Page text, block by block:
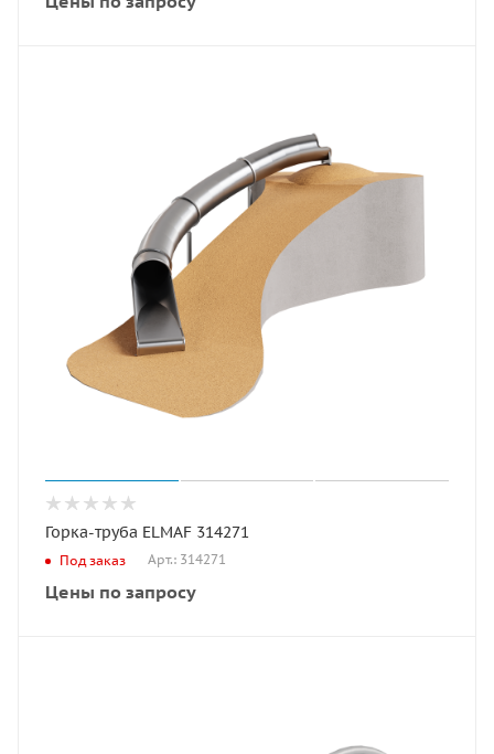
Горка-труба ELMAF 314271
Под заказ Арт.: 314271
Цены по запросу